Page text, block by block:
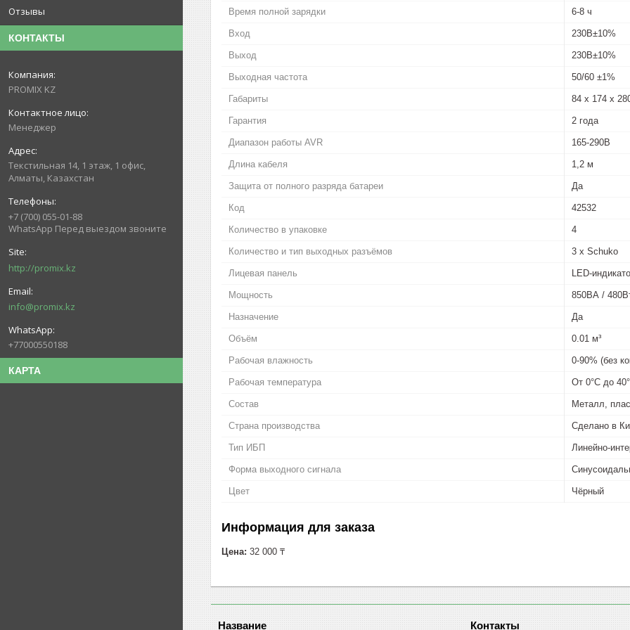
Отзывы
КОНТАКТЫ
PROMIX KZ
Менеджер
Текстильная 14, 1 этаж, 1 офис,
Алматы, Казахстан
+7 (700) 055-01-88
WhatsApp Перед выездом звоните
http://promix.kz
info@promix.kz
+77000550188
КАРТА
Время полной зарядки 6-8 ч
Вход 230В±10%
Выход 230В±10%
Выходная частота 50/60 ±1%
Габариты 84 х 174 х
Гарантия 2 года
Диапазон работы AVR 165-290В
Длина кабеля 1,2 м
Защита от полного разряда батареи Да
Код 42532
Количество в упаковке 4
Количество и тип выходных разъёмов 3 х Schuko
Лицевая панель LED-
Мощность 850ВА /
Назначение Да
Объём 0.01 м³
Рабочая влажность 0-90% (без
Рабочая температура От 0°С до
Состав Металл,
Страна производства Сделано в
Тип ИБП Линейно-
Форма выходного сигнала
Цвет Чёрный
Информация для заказа
Цена: 32 000 ₸